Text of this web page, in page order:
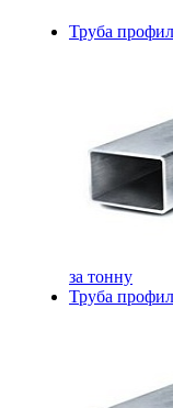
Труба
за тонну
Труба